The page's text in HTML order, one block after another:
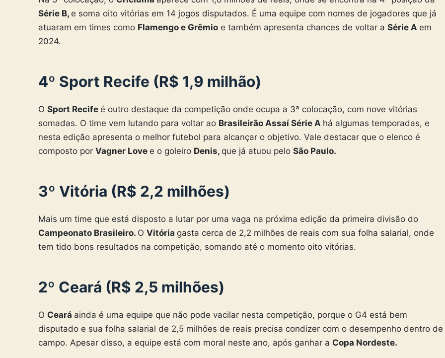
Série B, e soma oito vitórias em 14 jogos disputados. É uma equipe com nomes de jogadores que já
atuaram em times como Flamengo e Grêmio e também apresenta chances de voltar a Série A em
2024.
4º Sport Recife (R$ 1,9 milhão)
O Sport Recife é outro destaque da competição onde ocupa a 3ª colocação, com nove vitórias
somadas. O time vem lutando para voltar ao Brasileirão Assaí Série A há algumas temporadas, e
nesta edição apresenta o melhor futebol para alcançar o objetivo. Vale destacar que o elenco é
composto por Vagner Love e o goleiro Denis, que já atuou pelo São Paulo.
3º Vitória (R$ 2,2 milhões)
Mais um time que está disposto a lutar por uma vaga na próxima edição da primeira divisão do
Campeonato Brasileiro. O Vitória gasta cerca de 2,2 milhões de reais com sua folha salarial, onde
tem tido bons resultados na competição, somando até o momento oito vitórias.
2º Ceará (R$ 2,5 milhões)
O Ceará ainda é uma equipe que não pode vacilar nesta competição, porque o G4 está bem
disputado e sua folha salarial de 2,5 milhões de reais precisa condizer com o desempenho dentro de
campo. Apesar disso, a equipe está com moral neste ano, após ganhar a Copa Nordeste.